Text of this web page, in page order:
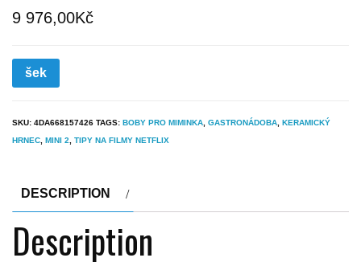
9 976,00Kč
šek
SKU: 4DA668157426 TAGS: BOBY PRO MIMINKA GASTRONÁDOBA KERAMICKÝ
HRNEC MINI 2 TIPY NA FILMY NETFLIX
DESCRIPTION
Description